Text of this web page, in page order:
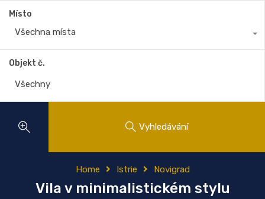
Místo
Všechna místa
Objekt č.
Vyhledávání
Home Istrie Novigrad
Vila v minimalistickém stylu